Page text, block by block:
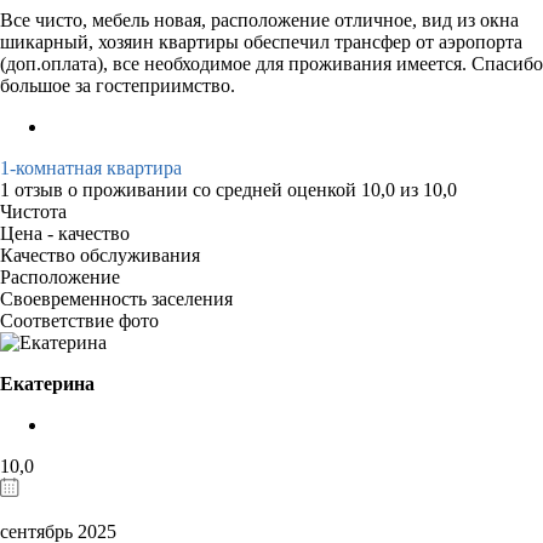
Все чисто, мебель новая, расположение отличное, вид из окна
шикарный, хозяин квартиры обеспечил трансфер от аэропорта
(доп.оплата), все необходимое для проживания имеется. Спасибо
большое за гостеприимство.
1-комнатная квартира
1 отзыв о проживании со средней оценкой 10,0 из 10,0
Чистота
Цена - качество
Качество обслуживания
Расположение
Своевременность заселения
Соответствие фото
Екатерина
10,0
сентябрь 2025